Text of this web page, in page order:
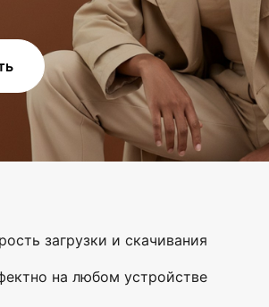
загрузки и скачивания
на любом устройстве